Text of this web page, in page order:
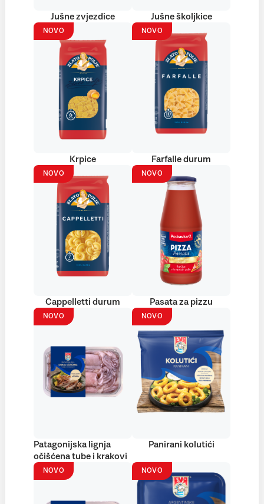
Jušne zvjezdice Jušne školjkice
NOVO
Krpice
NOVO
Farfalle durum
NOVO
Cappelletti durum
NOVO
Pasata za pizzu
NOVO
Patagonijska lignja
očišćena tube i krakovi
NOVO
Panirani kolutići
NOVO NOVO